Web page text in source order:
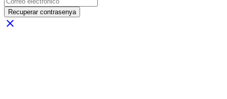
Recuperar contrasenya
close